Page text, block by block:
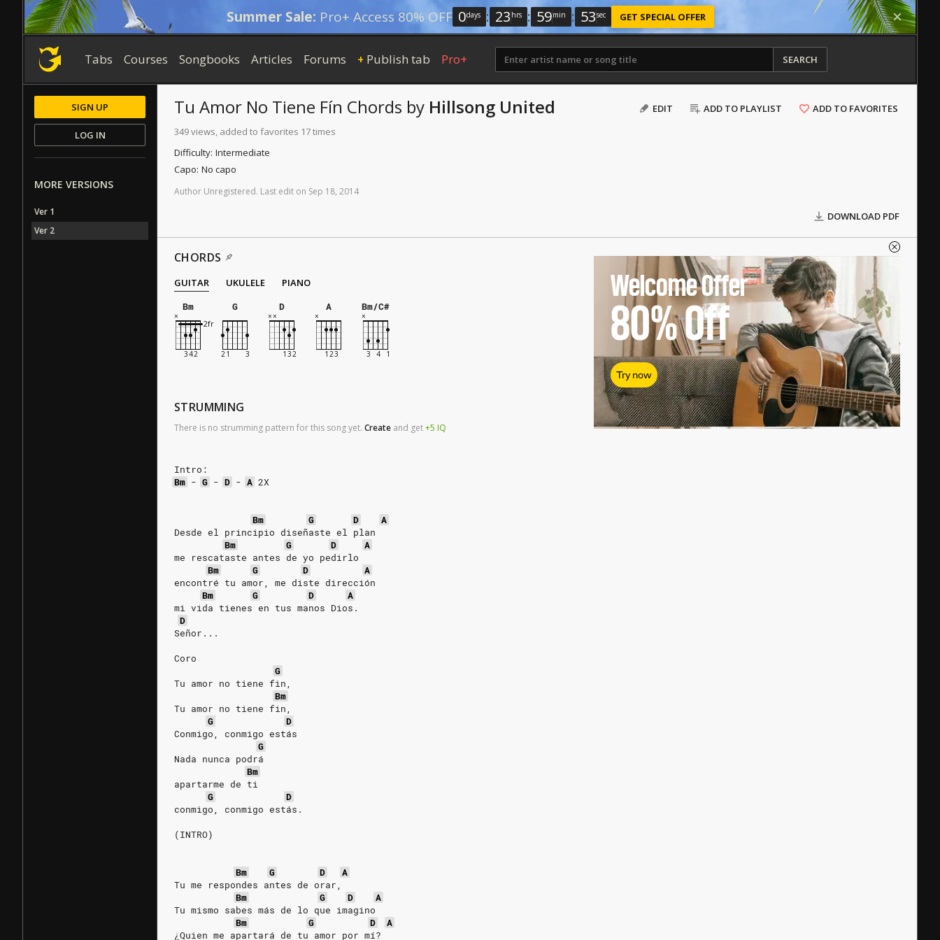
Summer Sale: Pro+ Access 80% OFF 0days : 23 hrs : 59min : 52sec GET SPECIAL OFFER
Tabs Courses Songbooks Articles Forums + Publish tab Pro+ SEARCH
EDIT ADD TO PLAYLIST ADD TO FAVORITES
Tu Amor No Tiene Fín Chords by Hillsong United
349 views, added to favorites 17 times
Difficulty: Intermediate
Capo: No capo
Author Unregistered. Last edit on Sep 18, 2014
DOWNLOAD PDF
CHORDS
GUITAR UKULELE
PIANO
Bm
G D A Bm/C#
STRUMMING
There is no strumming pattern for this song yet. Create and get+5 IQ
Intro:
Bm - G - D - A 2X
Bm G D
A
Desde el principio diseñaste el plan
Bm
G D
A
me rescataste antes de yo pedirlo
Bm
G D
A
encontré tu amor, me diste dirección
Bm
G D
A
mi vida tienes en tus manos Dios.
D
Señor...
Coro
G
Tu amor no tiene fin,
Bm
Tu amor no tiene fin,
G
D
Conmigo, conmigo estás
G
Nada nunca podrá
Bm
apartarme de ti
G
D
conmigo, conmigo estás.
(INTRO)
Bm G D
A
Tu me respondes antes de orar,
Bm
G D
A
Tu mismo sabes más de lo que imagino
Bm
G D
A
¿Quien me apartará de tu amor por mí?
Welcome Offer
80%Off
Try now
SIGN UP
LOG IN
MORE VERSIONS
Ver 1
Ver 2